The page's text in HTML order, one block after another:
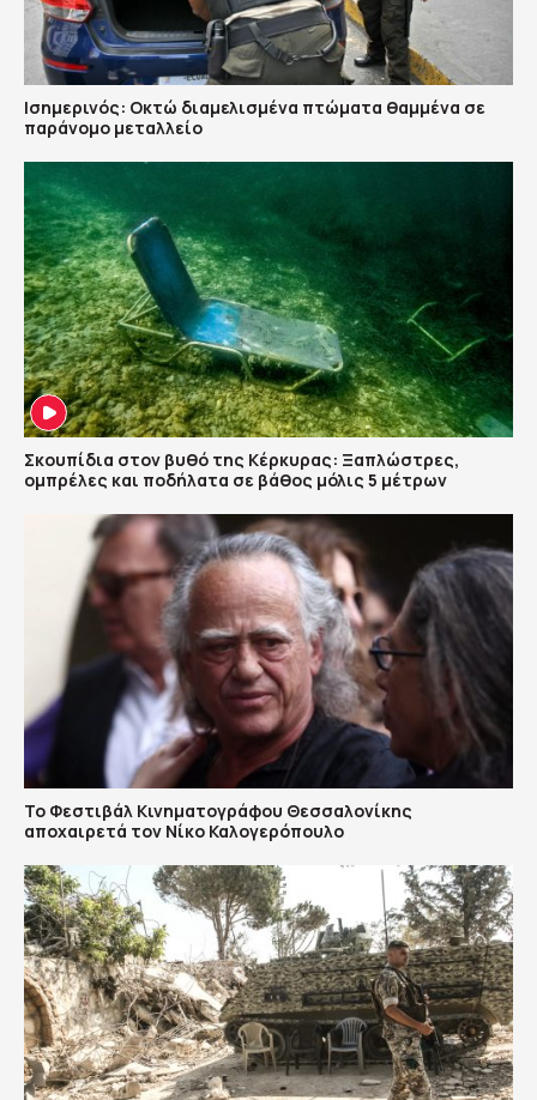
Ισημερινός: Οκτώ διαμελισμένα πτώματα θαμμένα σε
παράνομο μεταλλείο
Σκουπίδια στον βυθό της Κέρκυρας: Ξαπλώστρες,
ομπρέλες και ποδήλατα σε βάθος μόλις 5 μέτρων
Το Φεστιβάλ Κινηματογράφου Θεσσαλονίκης
αποχαιρετά τον Νίκο Καλογερόπουλο